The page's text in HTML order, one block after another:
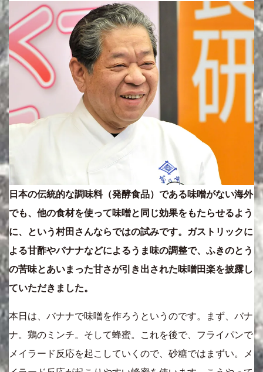
日本の伝統的な調味料（発酵食品）である味噌がない海外
でも、他の食材を使って味噌と同じ効果をもたらせるよう
に、という村田さんならではの試みです。ガストリックに
よる甘酢やバナナなどによるうま味の調整で、ふきのとう
の苦味とあいまった甘さが引き出された味噌田楽を披露し
ていただきました。
本日は、バナナで味噌を作ろうというのです。まず、バナ
ナ。鶏のミンチ。そして蜂蜜。これを後で、フライパンで
メイラード反応を起こしていくので、砂糖ではまずい。メ